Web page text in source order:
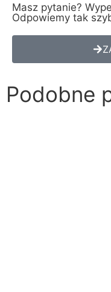
Masz pytanie?
Odpowiemy tak
Podobne